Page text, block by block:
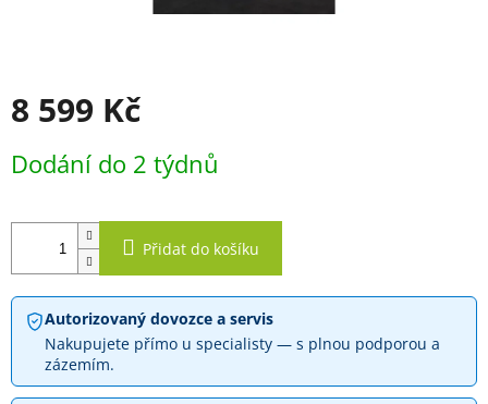
8 599 Kč
cena:
Dodání do 2 týdnů
Přidat do košíku
Autorizovaný dovozce a servis
Nakupujete přímo u specialisty — s plnou podporou a
zázemím.